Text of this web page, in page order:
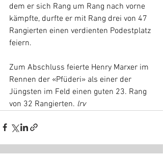
dem er sich Rang um Rang nach vorne
kämpfte, durfte er mit Rang drei von 47
Rangierten einen verdienten Podestplatz
feiern.
Zum Abschluss feierte Henry Marxer im
Rennen der «Pfüderi» als einer der
Jüngsten im Feld einen guten 23. Rang
von 32 Rangierten. lrv